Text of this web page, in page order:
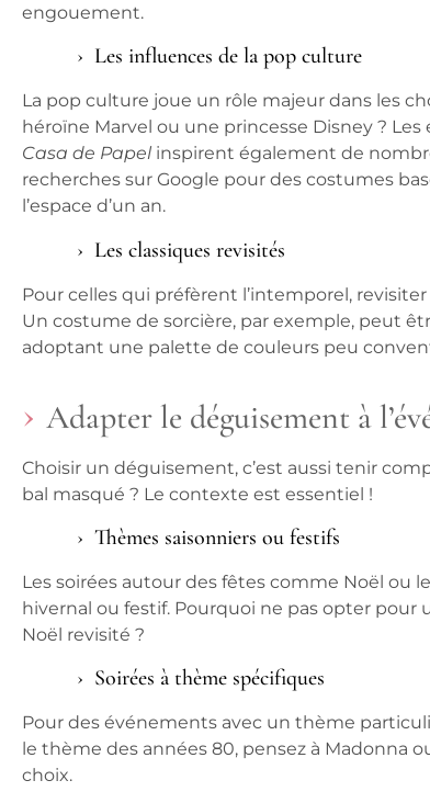
engouement.
Les influences de la pop culture
La pop culture joue un rôle majeur dans les
héroïne Marvel ou une princesse Disney ?
Casa de Papelinspirent également de
recherches sur Google pour des costumes
l’espace d’un an.
Les classiques revisités
Pour celles qui préfèrent l’intemporel,
Un costume de sorcière, par exemple, peut
adoptant une palette de couleurs peu
Adapter le déguisement à
Choisir un déguisement, c’est aussi tenir
bal masqué ? Le contexte est essentiel !
Thèmes saisonniers ou festifs
Les soirées autour des fêtes comme Noël ou
hivernal ou festif. Pourquoi ne pas opter
Noël revisité ?
Soirées à thème spécifiques
Pour des événements avec un thème
le thème des années 80, pensez à Madonna
choix.